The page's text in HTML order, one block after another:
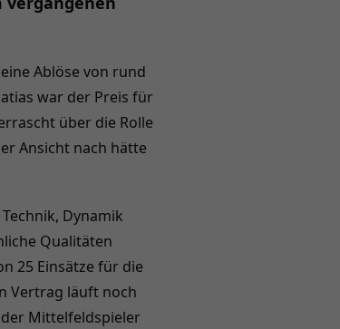
Ablöse von rund
war der Preis für
über die Rolle
Ansicht nach hätte
Dynamik
Qualitäten
25 Einsätze für die
Vertrag läuft noch
Mittelfeldspieler